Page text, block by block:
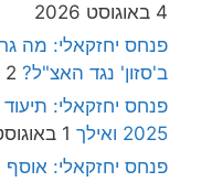
4 באוגוסט 2026
פנחס יחזקאלי: מה
ב'סזון' נגד האצ"ל? 2 באוגוסט 2026
פנחס יחזקאלי:
2025 ואילך
1 באוגוסט 2026
פנחס יחזקאלי: